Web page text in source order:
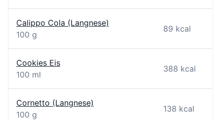
Calippo Cola (Langnese)
100 g
89 kcal
Cookies Eis
100 ml
388 kcal
Cornetto (Langnese)
100 g
138 kcal